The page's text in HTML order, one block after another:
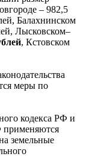
– 982,5
Балахнинском
Лысковском–
, Кстовском
меры по
кодекса РФ и
применяются
земельные